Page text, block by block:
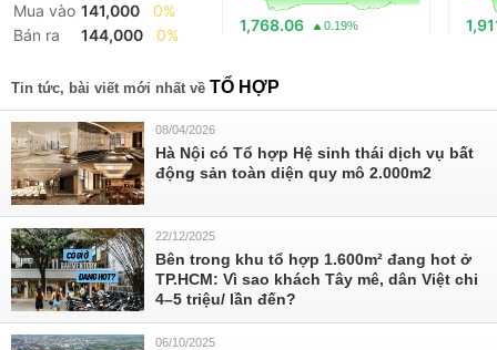
Mua vào 141,000
0%
Bán ra
144,000 0%
1,768.06 0.19%
Tin tức, bài viết mới nhất về TỔ HỢP
08/04/2026
Hà Nội có Tổ hợp Hệ sinh thái dịch vụ bất
động sản toàn diện quy mô 2.000m2
22/12/2025
Bên trong khu tổ hợp 1.600m² đang hot ở
TP.HCM: Vì sao khách Tây mê, dân Việt chi
4–5 triệu/ lần đến?
06/10/2025